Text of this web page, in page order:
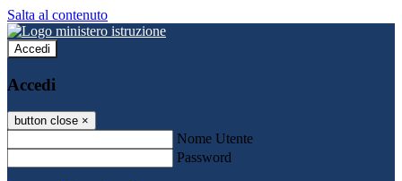
Salta al contenuto
Accedi
Accedi
button close ×
Nome Utente
Password